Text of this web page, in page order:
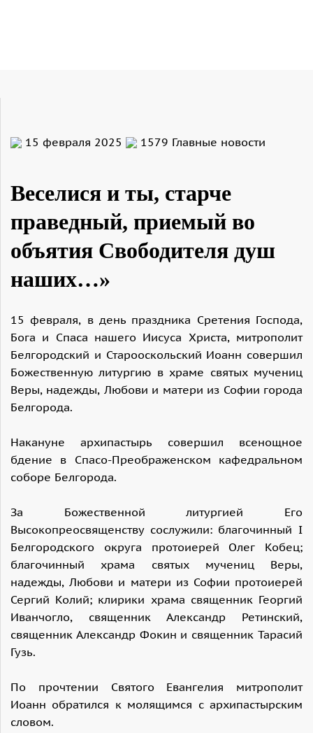
15 февраля 2025 1579 Главные новости
Веселися и ты, старче
праведный, приемый во
объятия Свободителя душ
наших…»
15 февраля, в день праздника Сретения Господа,
Бога и Спаса нашего Иисуса Христа, митрополит
Белгородский и Старооскольский Иоанн совершил
Божественную литургию в храме святых мучениц
Веры, надежды, Любови и матери из Софии города
Белгорода.
Накануне архипастырь совершил всенощное
бдение в Спасо-Преображенском кафедральном
соборе Белгорода.
За Божественной литургией Его
Высокопреосвященству сослужили: благочинный I
Белгородского округа протоиерей Олег Кобец;
благочинный храма святых мучениц Веры,
надежды, Любови и матери из Софии протоиерей
Сергий Колий; клирики храма священник Георгий
Иванчогло, священник Александр Ретинский,
священник Александр Фокин и священник Тарасий
Гузь.
По прочтении Святого Евангелия митрополит
Иоанн обратился к молящимся с архипастырским
словом.